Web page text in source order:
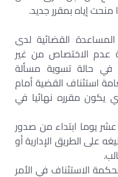
منحت إياه بمقرر جديد.
القضائية لدى
عدم الاختصاص من غير
في حالة تسوية مسألة
استئناف القضية أمام
يكون مقرره نهائيا في
يوما ابتداء من صدور
على الطريق الإدارية أو
الاستئناف في الأمر